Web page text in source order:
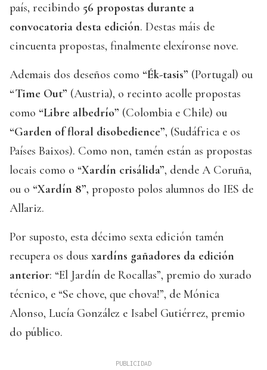
país, recibindo 56 propostas durante a
convocatoria desta edición. Destas máis de
cincuenta propostas, finalmente elexíronse nove.
Ademais dos deseños como “Ék-tasis” (Portugal) ou
“Time Out” (Austria), o recinto acolle propostas
como “Libre albedrío” (Colombia e Chile) ou
“Garden of floral disobedience”, (Sudáfrica e os
Países Baixos). Como non, tamén están as propostas
locais como o “Xardín crisálida”, dende A Coruña,
ou o “Xardín 8”, proposto polos alumnos do IES de
Allariz.
Por suposto, esta décimo sexta edición tamén
recupera os dous xardíns gañadores da edición
anterior: “El Jardín de Rocallas”, premio do xurado
técnico, e “Se chove, que chova!”, de Mónica
Alonso, Lucía González e Isabel Gutiérrez, premio
do público.